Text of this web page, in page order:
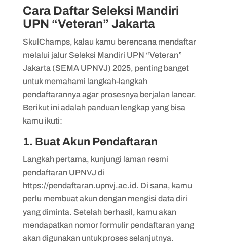
Cara Daftar Seleksi Mandiri
UPN “Veteran” Jakarta
SkulChamps, kalau kamu berencana mendaftar
melalui jalur Seleksi Mandiri UPN “Veteran”
Jakarta (SEMA UPNVJ) 2025, penting banget
untuk memahami langkah-langkah
pendaftarannya agar prosesnya berjalan lancar.
Berikut ini adalah panduan lengkap yang bisa
kamu ikuti:
1. Buat Akun Pendaftaran
Langkah pertama, kunjungi laman resmi
pendaftaran UPNVJ di
https://pendaftaran.upnvj.ac.id. Di sana, kamu
perlu membuat akun dengan mengisi data diri
yang diminta. Setelah berhasil, kamu akan
mendapatkan nomor formulir pendaftaran yang
akan digunakan untuk proses selanjutnya.